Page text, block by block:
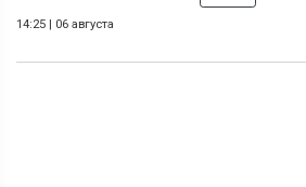
14:25 | 06 августа